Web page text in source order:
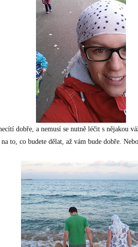
dobře, a nemusí se nutně léčit s nějakou
to, co budete dělat, až vám bude dobře.